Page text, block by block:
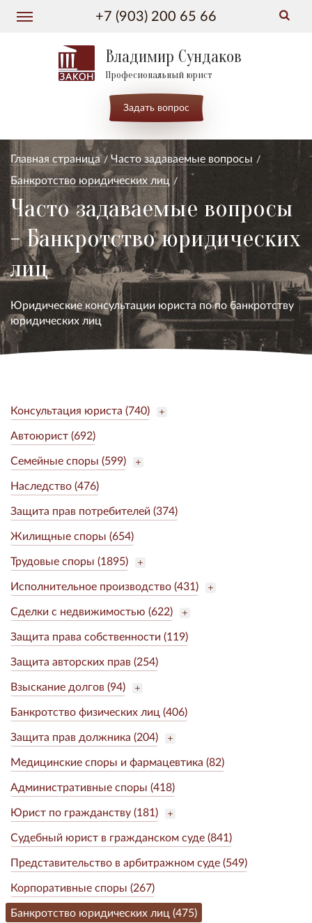
+7 (903) 200 65 66
Владимир Сундаков
Професиональный юрист
Задать вопрос
Главная страница
Часто задаваемые вопросы
Банкротство юридических лиц
Часто задаваемые вопросы
- Банкротство юридических
лиц
Юридические консультации юриста по по банкротству
юридических лиц
Консультация юриста (740)
Автоюрист (692)
Семейные споры (599)
Наследство (476)
Защита прав потребителей (374)
Жилищные споры (654)
Трудовые споры (1895)
Исполнительное производство (431)
Сделки с недвижимостью (622)
Защита права собственности (119)
Защита авторских прав (254)
Взыскание долгов (94)
Банкротство физических лиц (406)
Защита прав должника (204)
Медицинские споры и фармацевтика (82)
Административные споры (418)
Юрист по гражданству (181)
Судебный юрист в гражданском суде (841)
Представительство в арбитражном суде (549)
Корпоративные споры (267)
Банкротство юридических лиц (475)